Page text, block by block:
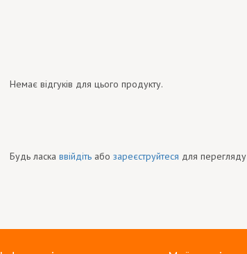
Немає відгуків для цього продукту.
Будь ласка ввійдіть або зареєструйтеся для перегляду